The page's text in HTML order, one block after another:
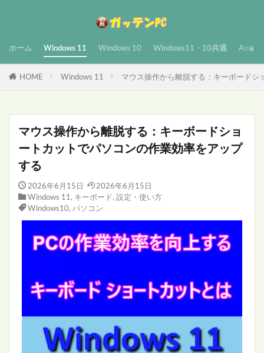
ホーム Windows 11 Windows 10 Windows11・10共通
HOME Windows 11 マウス操作から離脱する：キーボード
マウス操作から離脱する：キーボードショ
ートカットでパソコンの作業効率をアップ
する
2026年6月15日
2026年6月15日
Windows 11 , キーボード , 設定・使い方
Windows10, パソコン